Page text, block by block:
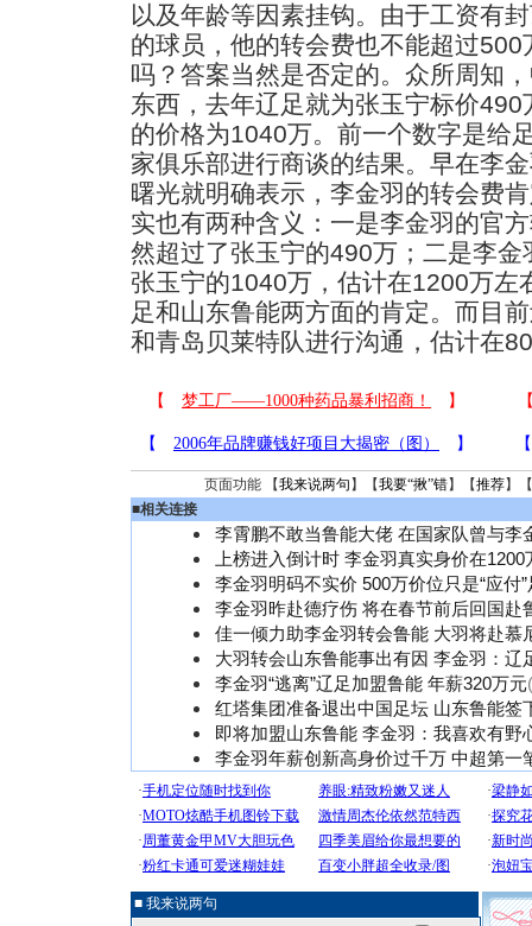
以及年龄等因素挂钩。由于工资有
的球员，他的转会费也不能超过
吗？答案当然是否定的。众所周知
东西，去年辽足就为张玉宁标价
的价格为1040万。前一个数字是给
家俱乐部进行商谈的结果。早在李
曙光就明确表示，李金羽的转会费
实也有两种含义：一是李金羽的官
然超过了张玉宁的490万；二是李
张玉宁的1040万，估计在1200万左
足和山东鲁能两方面的肯定。而目
和青岛贝莱特队进行沟通，估计在
页面功能 【我来说两句 】【我要“揪”错】【推荐】
■相关连接
李霄鹏不敢当鲁能大佬 在国家队曾与李
上榜进入倒计时 李金羽真实身价在1200
李金羽明码不实价 500万价位只是“应付”
李金羽昨赴德疗伤 将在春节前后回国赴
佳一倾力助李金羽转会鲁能 大羽将赴慕
大羽转会山东鲁能事出有因 李金羽：辽
李金羽“逃离”辽足加盟鲁能 年薪320万元
红塔集团准备退出中国足坛 山东鲁能签
即将加盟山东鲁能 李金羽：我喜欢有野
李金羽年薪创新高身价过千万 中超第一
■ 我来说两句